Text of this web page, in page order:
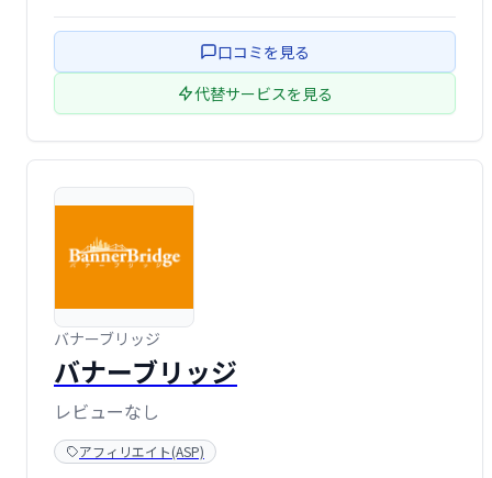
口コミを見る
代替サービスを見る
バナーブリッジ
バナーブリッジ
レビューなし
アフィリエイト(ASP)